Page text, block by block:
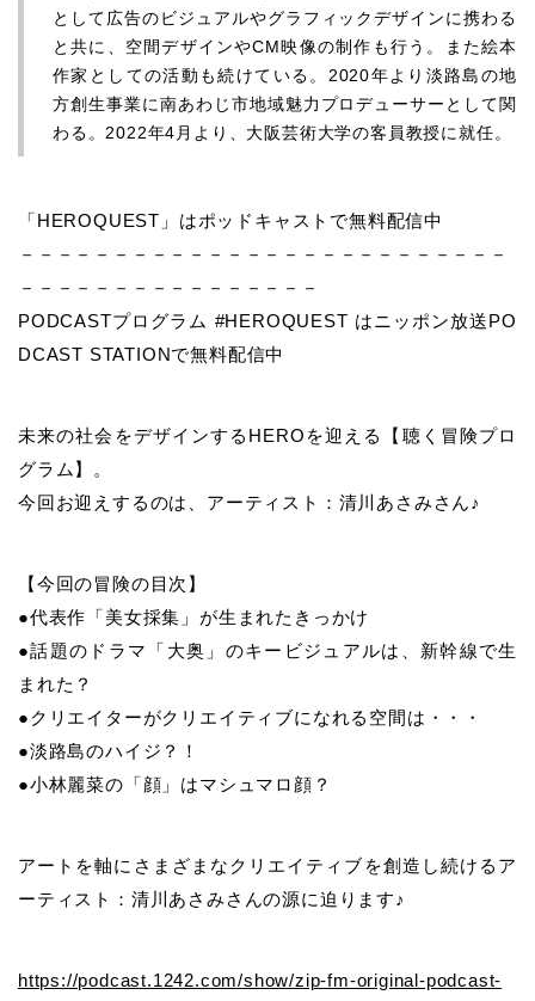
として広告のビジュアルやグラフィックデザインに携わる
と共に、空間デザインやCM映像の制作も行う。また絵本
作家としての活動も続けている。2020年より淡路島の地
方創生事業に南あわじ市地域魅力プロデューサーとして関
わる。2022年4月より、大阪芸術大学の客員教授に就任。
「HEROQUEST」はポッドキャストで無料配信中
－－－－－－－－－－－－－－－－－－－－－－－－－－
－－－－－－－－－－－－－－－－
PODCASTプログラム #HEROQUEST はニッポン放送PO
DCAST STATIONで無料配信中
未来の社会をデザインするHEROを迎える【聴く冒険プロ
グラム】。
今回お迎えするのは、アーティスト：清川あさみさん♪
【今回の冒険の目次】
●代表作「美女採集」が生まれたきっかけ
●話題のドラマ「大奥」のキービジュアルは、新幹線で生
まれた？
●クリエイターがクリエイティブになれる空間は・・・
●淡路島のハイジ？！
●小林麗菜の「顔」はマシュマロ顔？
アートを軸にさまざまなクリエイティブを創造し続けるア
ーティスト：清川あさみさんの源に迫ります♪
https://podcast.1242.com/show/zip-fm-original-podcast-